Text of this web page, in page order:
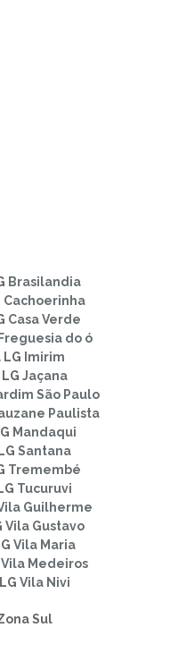
Brasilandia
Cachoerinha
Casa Verde
Freguesia do ó
Imirim
Jaçana
São Paulo
Paulista
Mandaqui
Santana
Tremembé
Tucuruvi
Guilherme
Vila Gustavo
Vila Maria
Vila Medeiros
Vila Nivi
Sul